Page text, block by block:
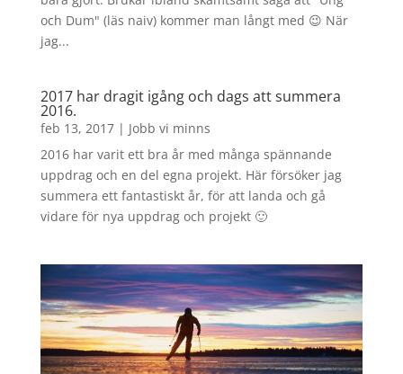
och Dum" (läs naiv) kommer man långt med 😉 När
jag...
2017 har dragit igång och dags att summera
2016.
feb 13, 2017| Jobb vi minns
2016 har varit ett bra år med många spännande
uppdrag och en del egna projekt. Här försöker jag
summera ett fantastiskt år, för att landa och gå
vidare för nya uppdrag och projekt 🙂